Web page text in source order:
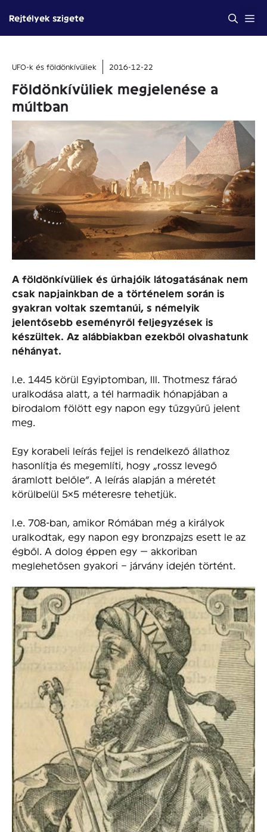
tartalomba
Rejtélyek szigete
UFO-k és földönkívüliek 2016-12-22
Földönkívüliek megjelenése a
múltban
A földönkívüliek és űrhajóik látogatásának nem
csak napjainkban de a történelem során is
gyakran voltak szemtanúi, s némelyik
jelentősebb eseményről feljegyzések is
készültek. Az alábbiakban ezekből olvashatunk
néhányat.
I.e. 1445 körül Egyiptomban, III. Thotmesz fáraó
uralkodása alatt, a tél harmadik hónapjában a
birodalom fölött egy napon egy tűzgyűrű jelent
meg.
Egy korabeli leírás fejjel is rendelkező állathoz
hasonlítja és megemlíti, hogy „rossz levegő
áramlott belőle”. A leírás alapján a méretét
körülbelül 5×5 méteresre tehetjük.
I.e. 708-ban, amikor Rómában még a királyok
uralkodtak, egy napon egy bronzpajzs esett le az
égből. A dolog éppen egy — akkoriban
meglehetősen gyakori – járvány idején történt.